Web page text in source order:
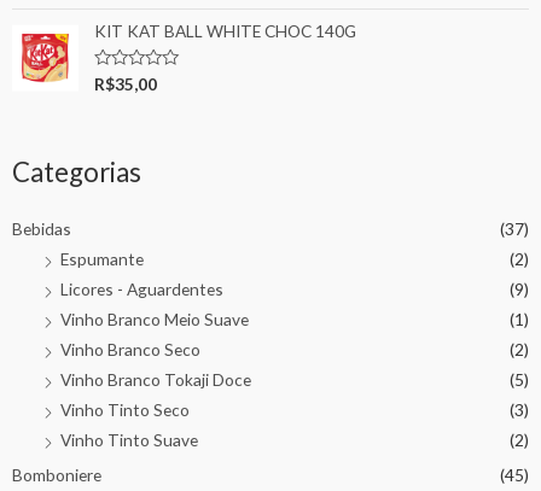
of
5
KIT KAT BALL WHITE CHOC 140G
Rated
R$35,00
Categorias
Bebidas
(37)
Espumante
(2)
Licores - Aguardentes
(9)
Vinho Branco Meio Suave
(1)
Vinho Branco Seco
(2)
Vinho Branco Tokaji Doce
(5)
Vinho Tinto Seco
(3)
Vinho Tinto Suave
(2)
Bomboniere
(45)